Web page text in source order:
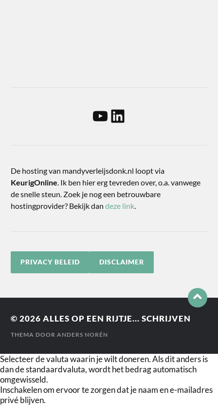
De hosting van mandyverleijsdonk.nl loopt via
KeurigOnline . Ik ben hier erg tevreden over, o.a. vanwege
de snelle steun. Zoek je nog een betrouwbare
hostingprovider? Bekijk dandeze link
PRIVACY BELEID DISCLAIMER
© 2026ALLES OP EEN RIJTJE... SCHRIJVEN
THEMA DOORANDERS NORÉN
Selecteer de valuta waarin je wilt doneren. Als dit anders is
dan de standaardvaluta, wordt het bedrag automatisch
omgewisseld.
Inschakelen om ervoor te zorgen dat je naam en e-mailadres
privé blijven.